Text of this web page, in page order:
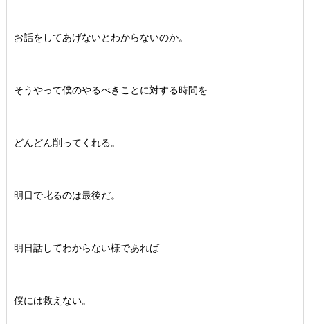
お話をしてあげないとわからないのか。
そうやって僕のやるべきことに対する時間を
どんどん削ってくれる。
明日で叱るのは最後だ。
明日話してわからない様であれば
僕には救えない。